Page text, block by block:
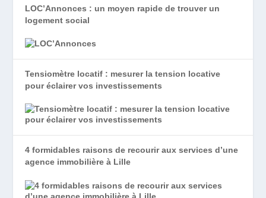
LOC’Annonces : un moyen rapide de trouver un
logement social
Tensiomètre locatif : mesurer la tension locative
pour éclairer vos investissements
4 formidables raisons de recourir aux services d’une
agence immobilière à Lille